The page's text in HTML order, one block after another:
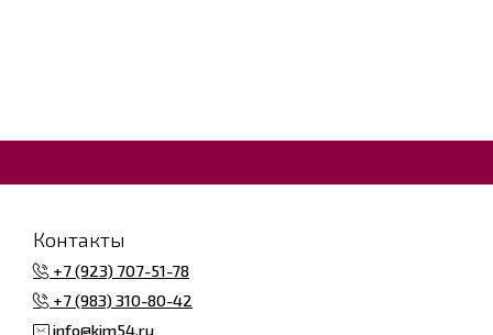
Контакты
+7 (923) 707-51-78
+7 (983) 310-80-42
info@kim54.ru